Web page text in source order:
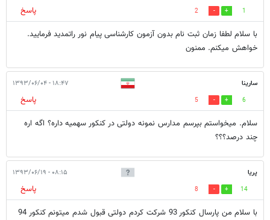
1
2
پاسخ
با سلام لطفا زمان ثبت نام بدون آزمون کارشناسی پیام نور راتمدید فرمایید.
خواهش میکنم. ممنون
سارینا ۱۸:۴۷ - ۱۳۹۳/۰۶/۰۴
6
5
پاسخ
سلام. میخواستم بپرسم مدارس نمونه دولتی در کنکور سهمیه داره؟ اگه اره
چند درصد؟؟؟
پریا ۰۸:۱۵ - ۱۳۹۳/۰۶/۱۹
14
8
پاسخ
با سلام من پارسال کنکور 93 شرکت کردم دولتی قبول شدم میتونم کنکور 94